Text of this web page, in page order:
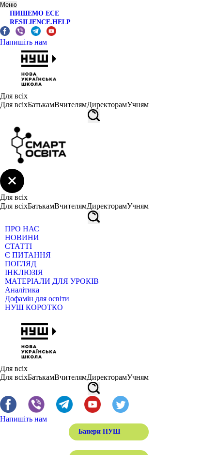
Меню
ПИШЕМО ЕСЕ
RESILIENCE.HELP
Напишіть нам
Для всіх
Для всіхБатькамВчителямДиректорамУчням
Для всіх
Для всіхБатькамВчителямДиректорамУчням
ПРО НАС
НОВИНИ
СТАТТІ
Є ПИТАННЯ
ПОГЛЯД
ІНКЛЮЗІЯ
МАТЕРІАЛИ ДЛЯ УРОКІВ
Аналітика
Дофамін для освіти
НУШ КОРОТКО
Для всіх
Для всіхБатькамВчителямДиректорамУчням
Напишіть нам
Банери НУШ